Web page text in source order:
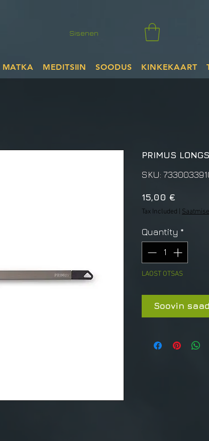
Sisenen
MATKA MEDITSIIN SOODUS KINKEKAART
PRIMUS
SKU:
15,00 €
Tax Included
Quantity *
LAOST OTSAS
Soovin